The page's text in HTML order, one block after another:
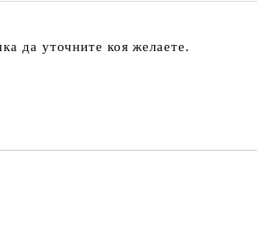
да уточните коя желаете.